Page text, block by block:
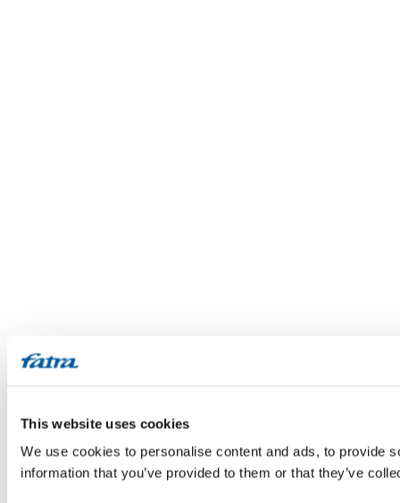
This website uses cookies
We use cookies to personalise content and ads, to provide
information that you’ve provided to them or that they’ve